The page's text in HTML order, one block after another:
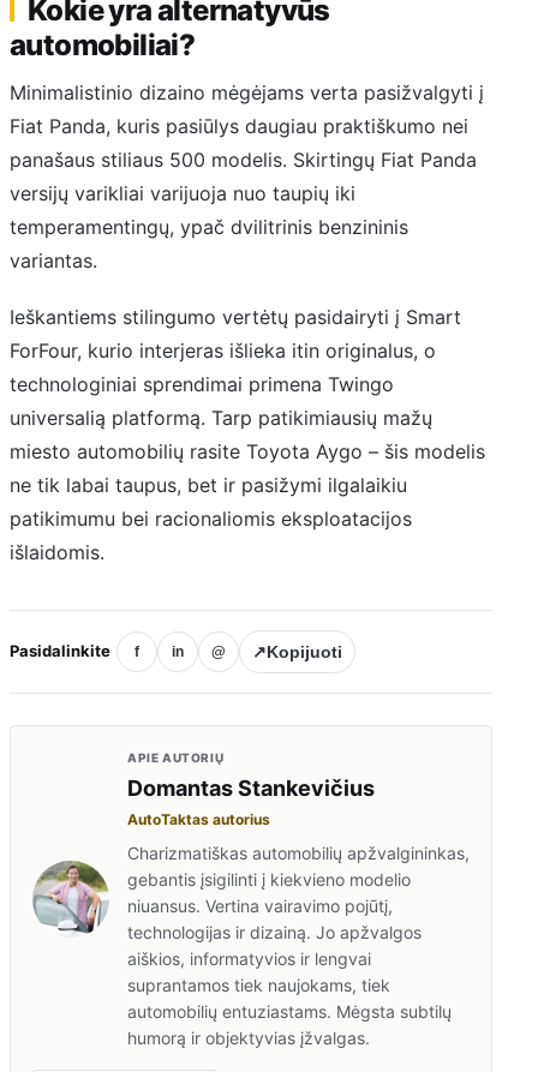
Kokie yra alternatyvūs
automobiliai?
Minimalistinio dizaino mėgėjams verta pasižvalgyti į
Fiat Panda, kuris pasiūlys daugiau praktiškumo nei
panašaus stiliaus 500 modelis. Skirtingų Fiat Panda
versijų varikliai varijuoja nuo taupių iki
temperamentingų, ypač dvilitrinis benzininis
variantas.
Ieškantiems stilingumo vertėtų pasidairyti į Smart
ForFour, kurio interjeras išlieka itin originalus, o
technologiniai sprendimai primena Twingo
universalią platformą. Tarp patikimiausių mažų
miesto automobilių rasite Toyota Aygo – šis modelis
ne tik labai taupus, bet ir pasižymi ilgalaikiu
patikimumu bei racionaliomis eksploatacijos
išlaidomis.
Pasidalinkite f in @ ↗Kopijuoti
APIE AUTORIŲ
Domantas Stankevičius
AutoTaktas autorius
Charizmatiškas automobilių apžvalgininkas,
gebantis įsigilinti į kiekvieno modelio
niuansus. Vertina vairavimo pojūtį,
technologijas ir dizainą. Jo apžvalgos
aiškios, informatyvios ir lengvai
suprantamos tiek naujokams, tiek
automobilių entuziastams. Mėgsta subtilų
humorą ir objektyvias įžvalgas.